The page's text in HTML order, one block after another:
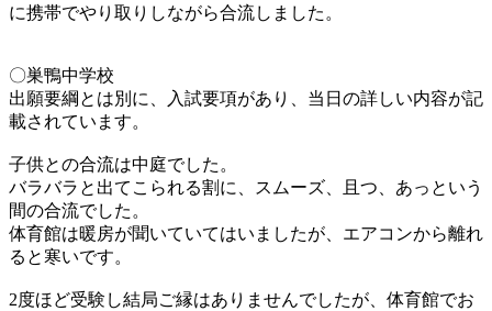
に携帯でやり取りしながら合流しました。
〇巣鴨中学校
出願要綱とは別に、入試要項があり、当日の詳しい内容が記
載されています。
子供との合流は中庭でした。
バラバラと出てこられる割に、スムーズ、且つ、あっという
間の合流でした。
体育館は暖房が聞いていてはいましたが、エアコンから離れ
ると寒いです。
2度ほど受験し結局ご縁はありませんでしたが、体育館でお